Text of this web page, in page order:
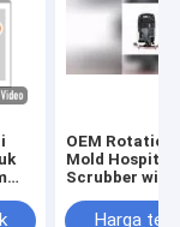
OEM
Mold Hospital
Scrubber with
Certification
Harga